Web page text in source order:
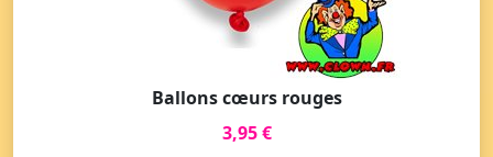
Ballons cœurs rouges
3,95 €